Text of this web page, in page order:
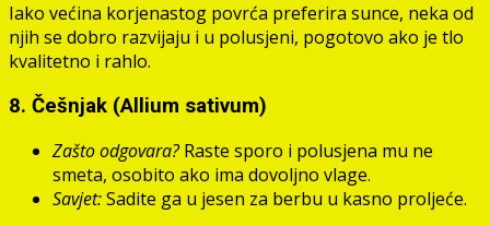
Iako većina korjenastog povrća preferira sunce, neka od
njih se dobro razvijaju i u polusjeni, pogotovo ako je tlo
kvalitetno i rahlo.
8. Češnjak (Allium sativum)
Zašto odgovara?Raste sporo i polusjena mu ne
smeta, osobito ako ima dovoljno vlage.
Savjet:Sadite ga u jesen za berbu u kasno proljeće.